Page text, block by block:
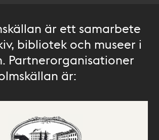
är ett samarbete
bibliotek och museer i
Partnerorganisationer
är: